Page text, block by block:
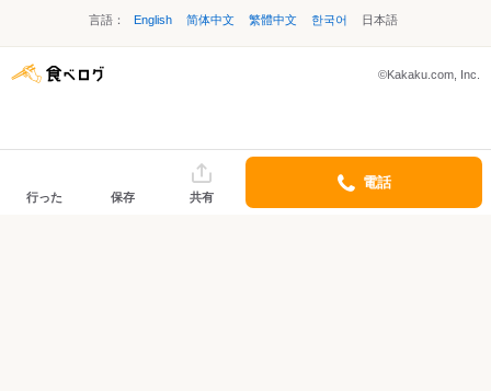
言語： English 简体中文 繁體中文 한국어 日本語
©Kakaku.com, Inc.
行った 保存 共有
電話